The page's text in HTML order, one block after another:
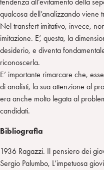
qualcosa dell’analizzando viene
Nel transfert imitativo, invece,
imitazione. E’, questa, la
desiderio, e diventa
riconoscerla.
E’ importante rimarcare che,
di analisti, la sua attenzione al
era anche molto legata al
candidati.
Bibliografia
1936 Ragazzi. Il pensiero dei
Sergio Palumbo, L’impetuosa